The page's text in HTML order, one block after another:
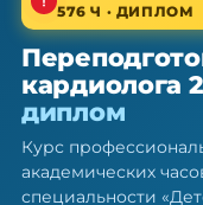
ВПО · новая
Очная форма с
576 Ч · ДИПЛОМ
кардиолога
диплом
Курс
академических
специальности